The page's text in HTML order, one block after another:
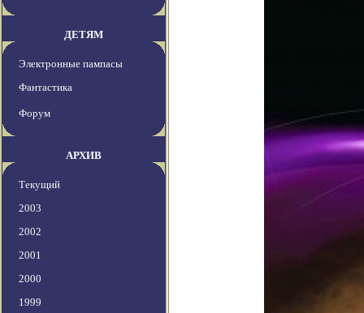
ДЕТЯМ
Электронные пампасы
Фантастика
Форум
АРХИВ
Текущий
2003
2002
2001
2000
1999